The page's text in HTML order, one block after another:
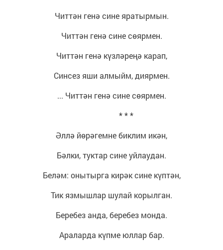
Читтән генә сине яратырмын.
Читтән генә сине сөярмен.
Читтән генә күзләреңә карап,
Синсез яши алмыйм, диярмен.
... Читтән генә сине сөярмен.
* * *
Әллә йөрәгемне биклим икән,
Бәлки, туктар сине уйлаудан.
Беләм: онытырга кирәк сине күптән,
Тик язмышлар шулай корылган.
Беребез анда, беребез монда.
Араларда күпме юллар бар.